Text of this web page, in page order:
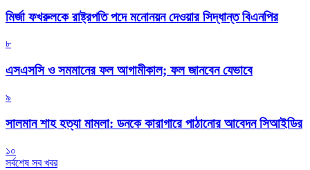
মির্জা ফখরুলকে রাষ্ট্রপতি পদে মনোনয়ন দেওয়ার সিদ্ধান্ত বিএনপির
৮
এসএসসি ও সমমানের ফল আগামীকাল; ফল জানবেন যেভাবে
৯
সালমান শাহ হত্যা মামলা: ডনকে কারাগারে পাঠানোর আবেদন সিআইডির
১০
সর্বশেষ সব খবর